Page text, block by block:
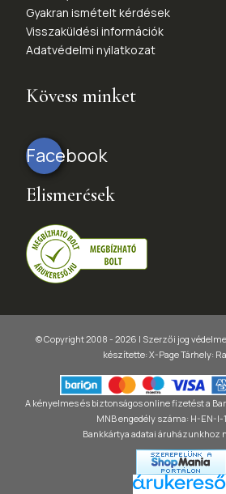
Gyakran ismételt kérdések
Visszaküldési információk
Adatvédelmi nyilatkozat
Kövess minket
Facebook
Elismerések
© Copyright 2008 - 2026 | Szerzői jog
készítette: X-PageTárhely:
A kényelmes és biztonságos online fizetést a
MNB engedély száma: H-EN-I-
Bankkártya adatai áruházunkhoz